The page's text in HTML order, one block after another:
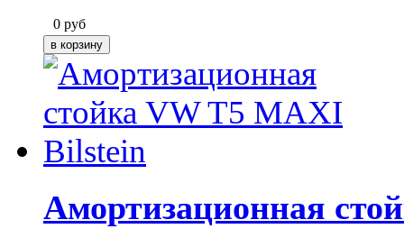
0 руб
Амортизационная